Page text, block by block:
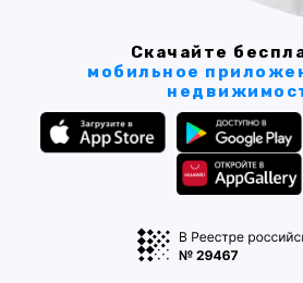
Скачайте
мобильное